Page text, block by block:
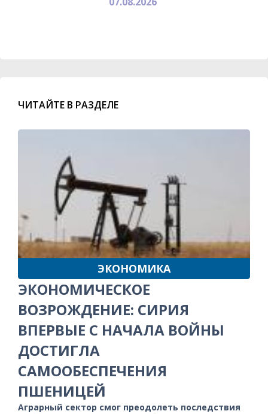
ЧИТАЙТЕ В РАЗДЕЛЕ
ЭКОНОМИКА
ЭКОНОМИЧЕСКОЕ
ВОЗРОЖДЕНИЕ: СИРИЯ
ВПЕРВЫЕ С НАЧАЛА ВОЙНЫ
ДОСТИГЛА
САМООБЕСПЕЧЕНИЯ
ПШЕНИЦЕЙ
Аграрный сектор смог преодолеть последствия